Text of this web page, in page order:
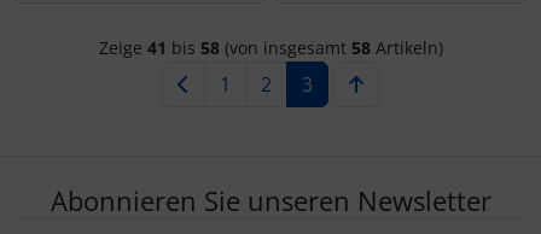
Zeige 41 bis 58(von insgesamt 58Artikeln)
1 2 3
Abonnieren Sie unseren Newsletter